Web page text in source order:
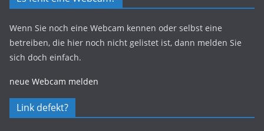
Wenn Sie noch eine Webcam kennen oder selbst eine
betreiben, die hier noch nicht gelistet ist, dann melden Sie
sich doch einfach.
neue Webcam melden
Link defekt?